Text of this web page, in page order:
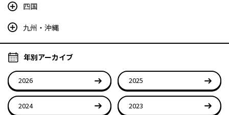
四国
九州・沖縄
年別アーカイブ
2026 2025
2024 2023